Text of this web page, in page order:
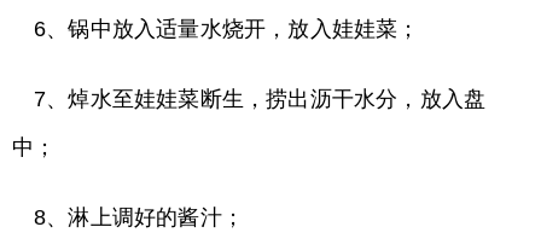
6、锅中放入适量水烧开，放入娃娃菜；
7、焯水至娃娃菜断生，捞出沥干水分，放入盘
中；
8、淋上调好的酱汁；